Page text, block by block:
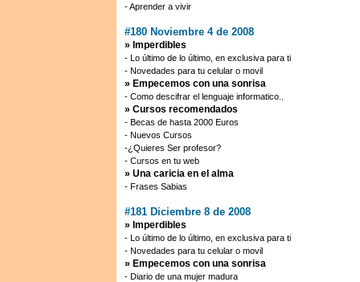
- Aprender a vivir
#180 Noviembre 4 de 2008
» Imperdibles
- Lo último de lo último, en exclusiva para ti
- Novedades para tu celular o movil
» Empecemos con una sonrisa
- Como descifrar el lenguaje informatico..
» Cursos recomendados
- Becas de hasta 2000 Euros
- Nuevos Cursos
-¿Quieres Ser profesor?
- Cursos en tu web
» Una caricia en el alma
- Frases Sabias
#181 Diciembre 8 de 2008
» Imperdibles
- Lo último de lo último, en exclusiva para ti
- Novedades para tu celular o movil
» Empecemos con una sonrisa
- Diario de una mujer madura